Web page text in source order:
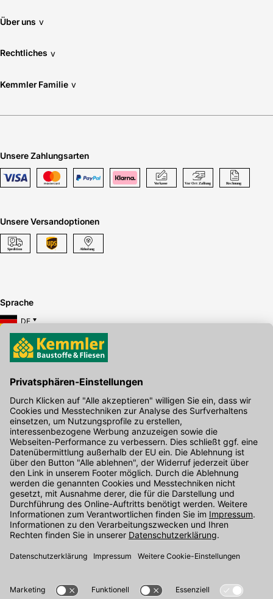
Über uns v
Rechtliches v
Kemmler Familie v
Unsere Zahlungsarten
Unsere Versandoptionen
Sprache
DE
Hier gibt's die kostenlose App
Kontakt
Unser Onlineshop Team ist montags bis freitags von 08:00 - 17:00
Uhr unter der Telefonnummer07071 / 151-151für Sie erreichbar.
Alternativ können Sie unser Kontaktformular nutzen.
Den Kontakt direkt in unsere Niederlassungen finden Sie